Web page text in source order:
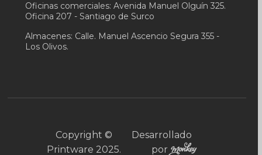
Oficinas comerciales: Avenida Manuel Olguín 325.
Oficina 207 - Santiago de Surco
Almacenes: Calle. Manuel Ascencio Segura 355 -
Los Olivos.
Copyright ©
Printware 2025.
Desarrollado
por